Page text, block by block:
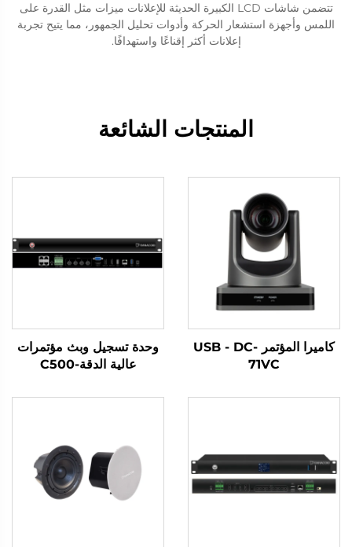
تتضمن شاشات LCD الكبيرة الحديثة للإعلانات ميزات مثل القدرة على
اللمس وأجهزة استشعار الحركة وأدوات تحليل الجمهور، مما يتيح تجربة
إعلانات أكثر إقناعًا واستهدافًا.
المنتجات الشائعة
كاميرا المؤتمر USB - DC-
71VC
وحدة تسجيل وبث مؤتمرات
عالية الدقة-C500